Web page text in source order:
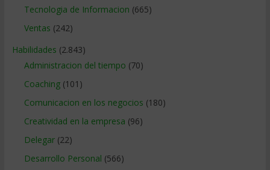
Tecnologia de Informacion (665)
Ventas (242)
Habilidades (2.843)
Administracion del tiempo (70)
Coaching(101)
Comunicacion en los negocios (180)
Creatividad en la empresa (96)
Delegar(22)
Desarrollo Personal (566)